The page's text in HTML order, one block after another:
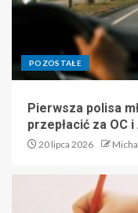
POZOSTAŁE
Pierwsza polisa
przepłacić za OC i
20 lipca 2026